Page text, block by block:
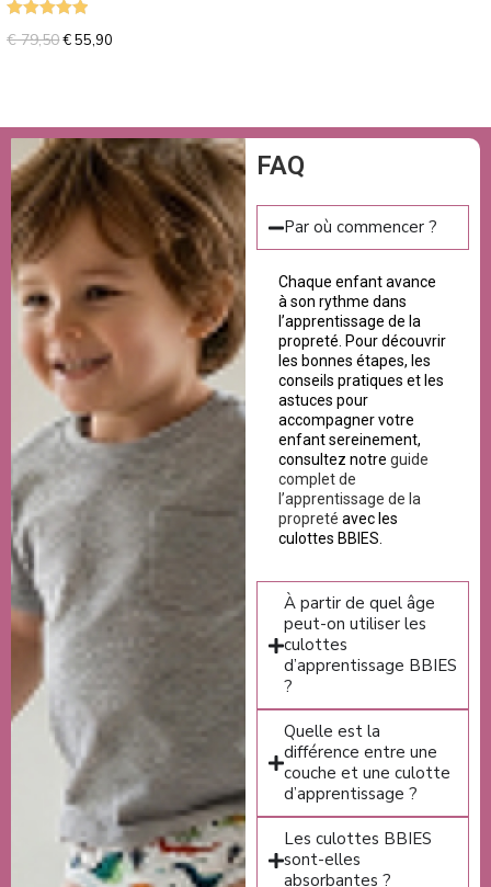
€79,50€55,90
FAQ
Par où commencer ?
Chaque enfant avance
à son rythme dans
l’apprentissage de la
propreté. Pour découvrir
les bonnes étapes, les
conseils pratiques et les
astuces pour
accompagner votre
enfant sereinement,
consultez notre guide
complet de
l’apprentissage de la
propreté avec les
culottes BBIES.
À partir de quel âge
peut-on utiliser les
culottes
d’apprentissage BBIES
?
Quelle est la
différence entre une
couche et une culotte
d’apprentissage ?
Les culottes BBIES
sont-elles
absorbantes ?